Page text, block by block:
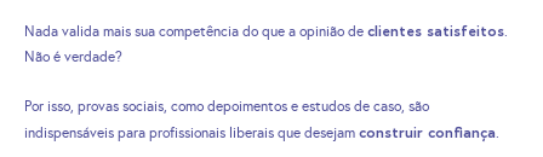
Nada valida mais sua competência do que a opinião de clientes satisfeitos.
Não é verdade?
Por isso, provas sociais, como depoimentos e estudos de caso, são
indispensáveis para profissionais liberais que desejam construir confiança.